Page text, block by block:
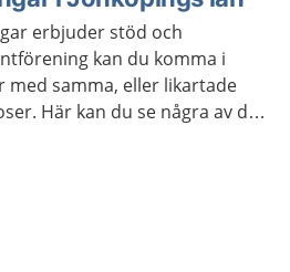
erbjuder stöd och
kan du komma i
med samma, eller likartade
av de